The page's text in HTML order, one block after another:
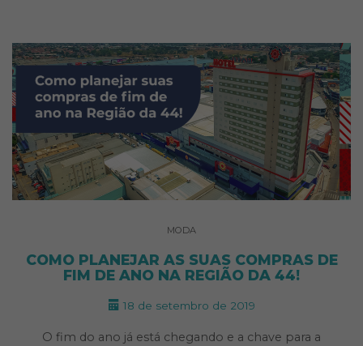
MODA
COMO PLANEJAR AS SUAS COMPRAS DE
FIM DE ANO NA REGIÃO DA 44!
18 de setembro de 2019
O fim do ano já está chegando e a chave para a